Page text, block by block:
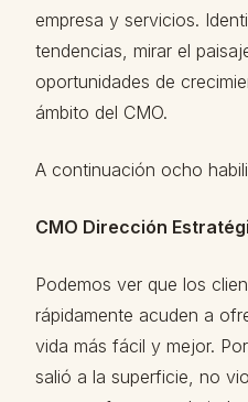
empresa y servicios.
tendencias, mirar el
oportunidades de
ámbito del CMO.
A continuación ocho
CMO Dirección
Podemos ver que los
rápidamente acuden a
vida más fácil y mejor.
salió a la superficie, no